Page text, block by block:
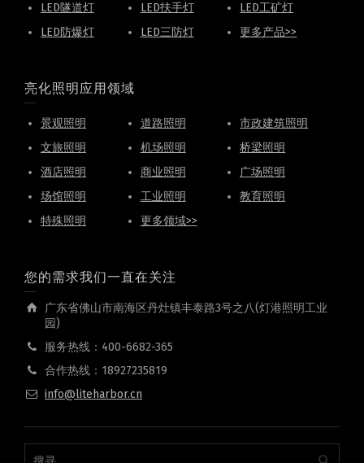
LED隧道灯
LED扶手灯
LED工矿灯
LED防爆灯
LED三防灯 更多产品>>
亮化照明应用领域
景观照明 道路照明
市政建筑照明
文旅照明
机场照明
桥梁照明
酒店照明
商业照明
广场照明
场馆照明
工业照明
教育照明
特殊照明
更多领域>>
您的需求我们一直在关注
广东省佛山市南海区丹灶镇丰泰路3号之八(灯港照明工业
园)
服务热线：400-6682-365
合作热线：18927235819
info@liteharbor.cn